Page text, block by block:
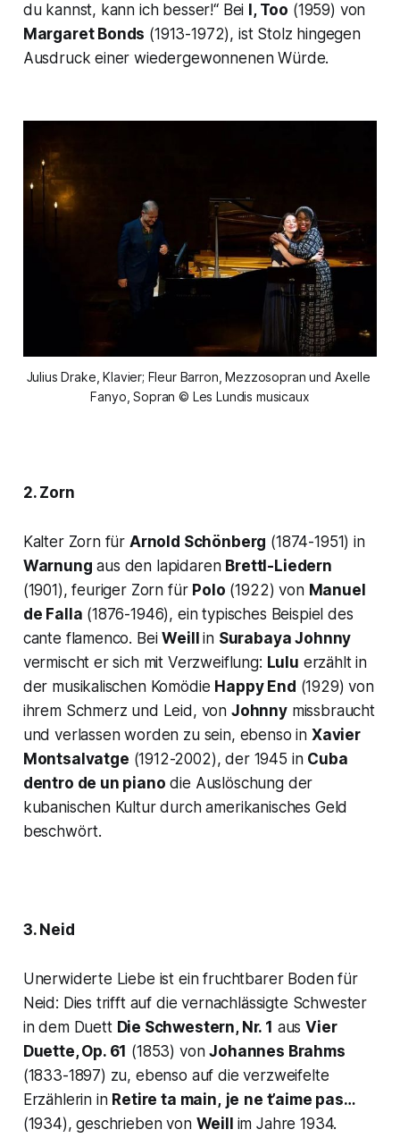
du kannst, kann ich besser!“Bei I, Too (1959) von
Margaret Bonds (1913-1972), ist Stolz hingegen
Ausdruck einer wiedergewonnenen Würde.
Julius Drake, Klavier; Fleur Barron, Mezzosopran und Axelle
Fanyo, Sopran © Les Lundis musicaux
2. Zorn
Kalter Zorn für Arnold Schönberg (1874-1951) in
Warnung aus den lapidaren Brettl-Liedern
(1901), feuriger Zorn für Polo (1922) von Manuel
de Falla (1876-1946), ein typisches Beispiel des
cante flamenco. BeiWeillin Surabaya Johnny
vermischt er sich mit Verzweiflung: Lulu erzählt in
der musikalischen Komödie Happy End (1929) von
ihrem Schmerz und Leid, von Johnnymissbraucht
und verlassen worden zu sein, ebenso in Xavier
Montsalvatge (1912-2002), der 1945 in Cuba
dentro de un piano die Auslöschung der
kubanischen Kultur durch amerikanisches Geld
beschwört.
3. Neid
Unerwiderte Liebe ist ein fruchtbarer Boden für
Neid: Dies trifft auf die vernachlässigte Schwester
in dem Duett Die Schwestern, Nr. 1 ausVier
Duette, Op. 61 (1853) vonJohannes Brahms
(1833-1897) zu, ebenso auf die verzweifelte
Erzählerin in Retire ta main, je ne t’aime pas…
(1934), geschrieben von Weill im Jahre 1934.